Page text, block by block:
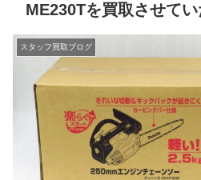
ME230Tを買取させてい
スタッフ買取ブログ